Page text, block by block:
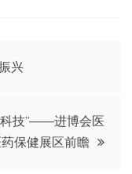
兴
科技”——进博会医
保健展区前瞻